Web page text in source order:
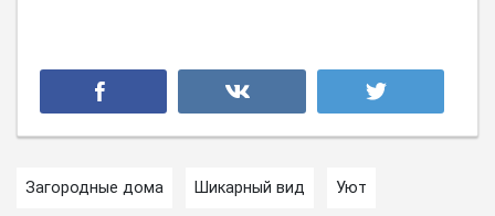
Загородные дома Шикарный вид Уют